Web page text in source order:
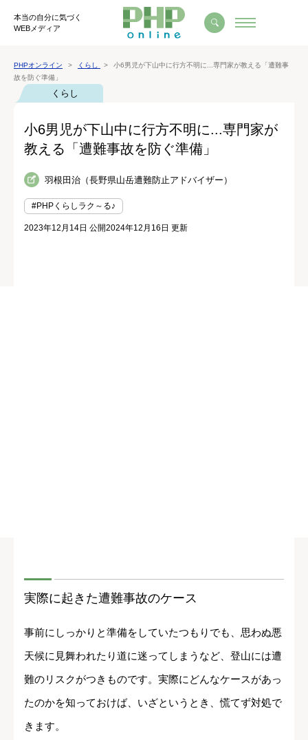
本当の自分に気づく
WEBメディア
PHPオンライン くらし
小6男児が下山中に行方不明に...専門家が教える「遭難事
故を防ぐ準備」
くらし
小6男児が下山中に行方不明に...専門家が
教える「遭難事故を防ぐ準備」
羽根田治（長野県山岳遭難防止アドバイザー）
#PHPくらしラク～る♪
2023年12月14日 公開2024年12月16日 更新
実際に起きた遭難事故のケース
事前にしっかりと準備をしていたつもりでも、思わぬ悪
天候に見舞われたり道に迷ってしまうなど、登山には遭
難のリスクがつきものです。実際にどんなケースがあっ
たのかを知っておけば、いざというとき、慌てず対処で
きます。